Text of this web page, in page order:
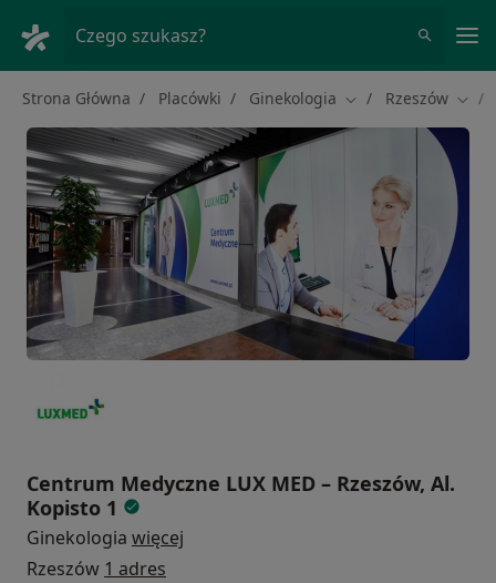
Czego szukasz?
Strona Główna Placówki Ginekologia Zmień miasto
Rzeszów
Centrum Medyczne LUX MED – Rzeszów, Al.
Kopisto 1
Ginekologia więcej
Rzeszów 1 adres